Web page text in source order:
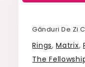
Gânduri De Zi
Rings,Matrix,
The